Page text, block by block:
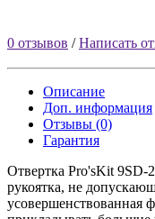
0 отзывов /Написать
Описание
Доп. информация
Отзывы (0)
Гарантия
Отвертка Pro'sKit
рукоятка, не
усовершенствованная